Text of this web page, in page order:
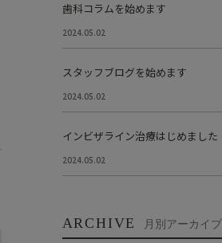
歯科コラムを始めます
2024.05.02
スタッフブログを始めます
2024.05.02
インビザライン治療はじめました
2024.05.02
ARCHIVE 月別アーカイブ